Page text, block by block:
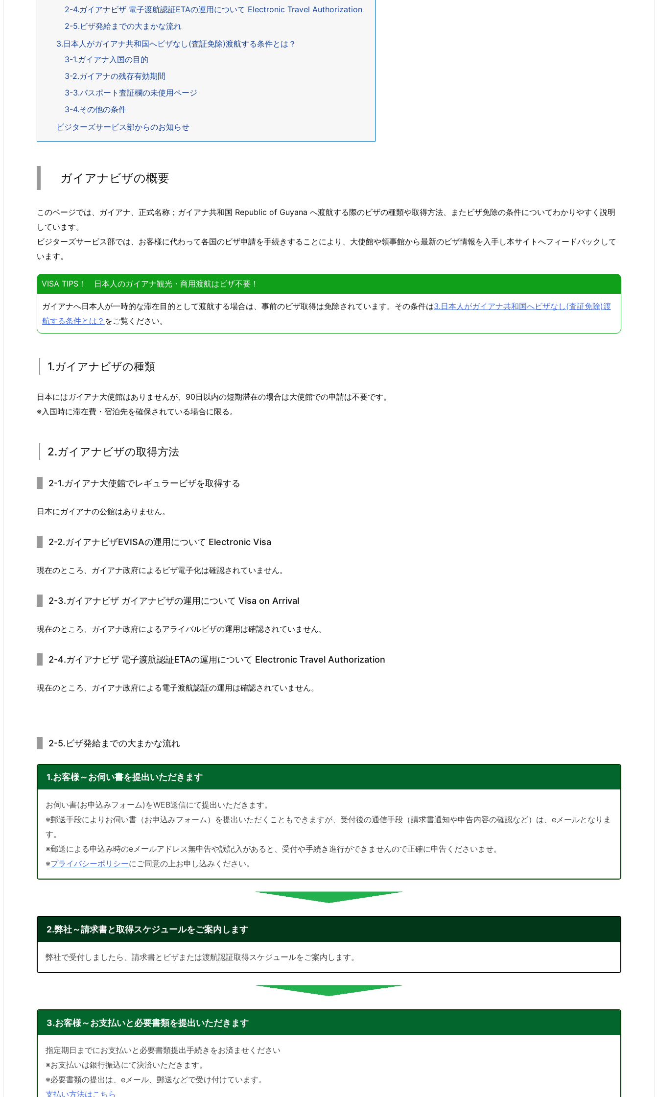
2-4.ガイアナビザ 電子渡航認証ETAの運用について Electronic Travel Authorization
2-5.ビザ発給までの大まかな流れ
3.日本人がガイアナ共和国へビザなし(査証免除)渡航する条件とは？
3-1.ガイアナ入国の目的
3-2.ガイアナの残存有効期間
3-3.パスポート査証欄の未使用ページ
3-4.その他の条件
ビジターズサービス部からのお知らせ
ガイアナビザの概要
このページでは、ガイアナ、正式名称；ガイアナ共和国 Republic of Guyana へ渡航する際のビザの種類や取得方法、またビザ免除の条件についてわかりやすく説明
しています。
ビジターズサービス部では、お客様に代わって各国のビザ申請を手続きすることにより、大使館や領事館から最新のビザ情報を入手し本サイトへフィードバックして
います。
VISA TIPS！ 日本人のガイアナ観光・商用渡航はビザ不要！
ガイアナへ日本人が一時的な滞在目的として渡航する場合は、事前のビザ取得は免除されています。その条件は3.日本人がガイアナ共和国へビザなし(査証免除)渡
航する条件とは？ をご覧ください。
1.ガイアナビザの種類
日本にはガイアナ大使館はありませんが、90日以内の短期滞在の場合は大使館での申請は不要です。
※入国時に滞在費・宿泊先を確保されている場合に限る。
2.ガイアナビザの取得方法
2-1.ガイアナ大使館でレギュラービザを取得する
日本にガイアナの公館はありません。
2-2.ガイアナビザEVISAの運用について Electronic Visa
現在のところ、ガイアナ政府によるビザ電子化は確認されていません。
2-3.ガイアナビザ ガイアナビザの運用について Visa on Arrival
現在のところ、ガイアナ政府によるアライバルビザの運用は確認されていません。
2-4.ガイアナビザ 電子渡航認証ETAの運用について Electronic Travel Authorization
現在のところ、ガイアナ政府による電子渡航認証の運用は確認されていません。
2-5.ビザ発給までの大まかな流れ
1.お客様～お伺い書を提出いただきます
お伺い書(お申込みフォーム)をWEB送信にて提出いただきます。
※郵送手段によりお伺い書（お申込みフォーム）を提出いただくこともできますが、受付後の通信手段（請求書通知や申告内容の確認など）は、eメールとなりま
す。
※郵送による申込み時のeメールアドレス無申告や誤記入があると、受付や手続き進行ができませんので正確に申告くださいませ。
※プライバシーポリシーにご同意の上お申し込みください。
2.弊社～請求書と取得スケジュールをご案内します
弊社で受付しましたら、請求書とビザまたは渡航認証取得スケジュールをご案内します。
3.お客様～お支払いと必要書類を提出いただきます
指定期日までにお支払いと必要書類提出手続きをお済ませください
※お支払いは銀行振込にて決済いただきます。
※必要書類の提出は、eメール、郵送などで受け付けています。
支払い方法はこちら